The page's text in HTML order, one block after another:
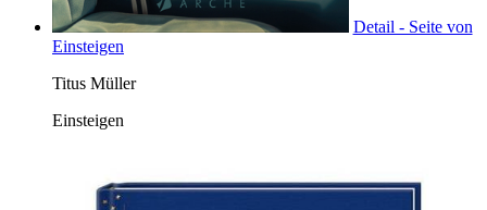
Detail - Seite von
Einsteigen
Titus Müller
Einsteigen